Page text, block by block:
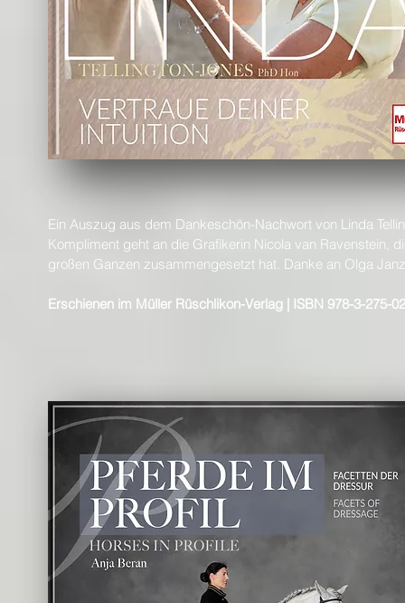
Ein Auszug aus dem Dankeschön-Nachwort von Linda
Kompliment geht an die Grafikerin Nicola van Ravenstein,
großen Ganzen zusammengesetzt hat. Danke an Olga
Erschienen im Müller Rüschlikon-Verlag | ISBN 978-3-275-